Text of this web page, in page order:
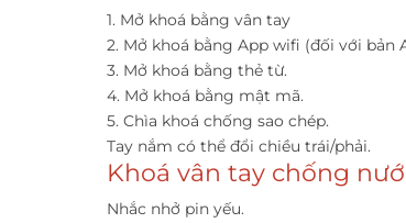
1. Mở khoá bằng vân tay
2. Mở khoá bằng App wifi (đối với bản
3. Mở khoá bằng thẻ từ.
4. Mở khoá bằng mật mã.
5. Chìa khoá chống sao chép.
Tay nắm có thể đổi chiều trái/phải.
Khoá vân tay chống
Nhắc nhở pin yếu.